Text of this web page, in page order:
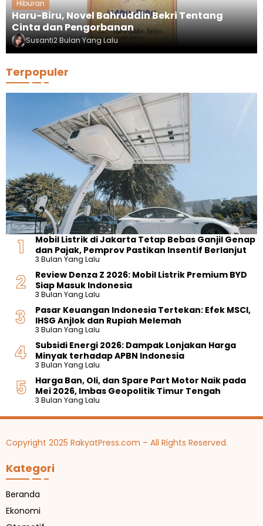
Hiburan
Haru-Biru, Novel Bahruddin Bekri Tentang
Cinta dan Pengorbanan
Susanti2 Bulan Yang Lalu
Terpopuler
Mobil Listrik di Jakarta Tetap Bebas Ganjil Genap
dan Pajak, Pemprov Pastikan Insentif Berlanjut
3 Bulan Yang Lalu
Review Denza Z 2026: Mobil Listrik Premium BYD
Siap Masuk Indonesia
3 Bulan Yang Lalu
Pasar Keuangan Indonesia Tertekan: Efek MSCI,
IHSG Anjlok dan Rupiah Melemah
3 Bulan Yang Lalu
Subsidi Energi 2026: Dampak Lonjakan Harga
Minyak terhadap APBN Indonesia
3 Bulan Yang Lalu
Harga Ban, Oli, dan Spare Part Motor Naik pada
Mei 2026, Imbas Geopolitik Timur Tengah
3 Bulan Yang Lalu
Copyright 2025 RakyatPress.com – All Rights Reserved.
Kategori
Beranda
Ekonomi